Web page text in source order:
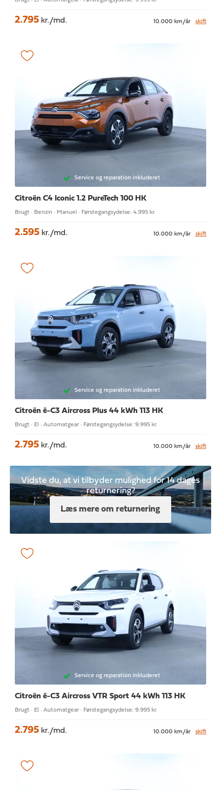
2.795 kr./md. 10.000 km/år skift
Service og reparation inkluderet
Citroën C4 Iconic 1.2 PureTech 100 HK
Brugt · Benzin · Manuel · Førstegangsydelse: 4.995 kr.
2.595 kr./md. 10.000 km/år skift
Service og reparation inkluderet
Citroën ë-C3 Aircross Plus 44 kWh 113 HK
Brugt · El · Automatgear · Førstegangsydelse: 9.995 kr.
2.795 kr./md. 10.000 km/år skift
Vidste du, at vi tilbyder mulighed for 14 dages
returnering?
Læs mere om returnering
Service og reparation inkluderet
Citroën ë-C3 Aircross VTR Sport 44 kWh 113 HK
Brugt · El · Automatgear · Førstegangsydelse: 9.995 kr.
2.795 kr./md. 10.000 km/år skift